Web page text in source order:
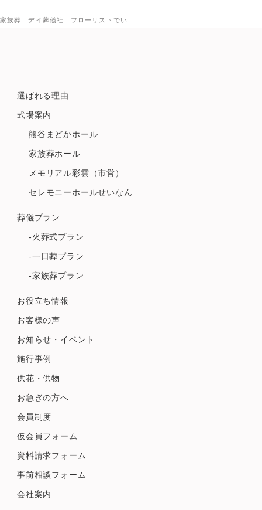
家族葬 デイ葬儀社 フローリストでい
選ばれる理由
式場案内
熊谷まどかホール
家族葬ホール
メモリアル彩雲（市営）
セレモニーホールせいなん
葬儀プラン
-火葬式プラン
-一日葬プラン
-家族葬プラン
お役立ち情報
お客様の声
お知らせ・イベント
施行事例
供花・供物
お急ぎの方へ
会員制度
仮会員フォーム
資料請求フォーム
事前相談フォーム
会社案内